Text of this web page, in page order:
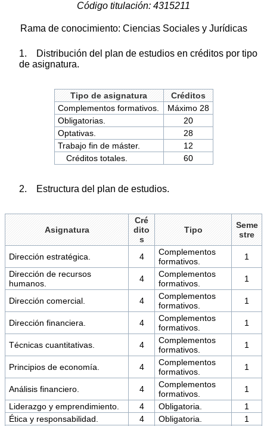
Código titulación: 4315211
Rama de conocimiento: Ciencias Sociales y Jurídicas
1. Distribución del plan de estudios en créditos por tipo
de asignatura.
Tipo de asignatura
Créditos
Complementos formativos.
Máximo 28
Obligatorias.
20
Optativas.
28
Trabajo fin de máster.
12
Créditos totales.
60
2. Estructura del plan de estudios.
Asignatura
Cré
dito
s
Tipo
Seme
stre
Dirección estratégica. 4
Complementos
formativos.
1
Dirección de recursos
humanos.
4
Complementos
formativos.
1
Dirección comercial. 4
Complementos
formativos.
1
Dirección financiera. 4
Complementos
formativos.
1
Técnicas cuantitativas. 4
Complementos
formativos.
1
Principios de economía. 4
Complementos
formativos.
1
Análisis financiero. 4
Complementos
formativos.
1
Liderazgo y emprendimiento.
4 Obligatoria.
1
Ética y responsabilidad.
4 Obligatoria.
1